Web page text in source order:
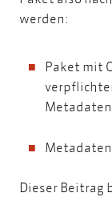
werden:
Paket mit
Metadaten
Metadaten
Dieser Beitrag